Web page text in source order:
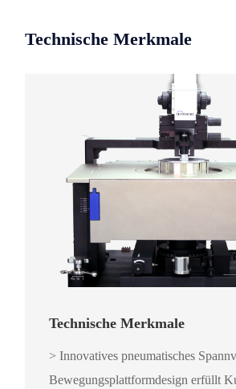
Technische Merkmale
Technische Merkmale
> Innovatives pneumatisches
Bewegungsplattformdesign erfüllt